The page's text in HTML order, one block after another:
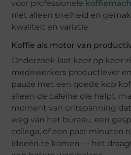
voor professionele
niet alleen snelheid en
kwaliteit en variatie.
Koffie als motor van
Onderzoek laat keer op keer
medewerkers productiever
pauze met een goede kop
alleen de cafeïne die helpt,
moment van ontspanning
weg van het bureau, een
collega, of een paar minuten
ideeën te komen — het